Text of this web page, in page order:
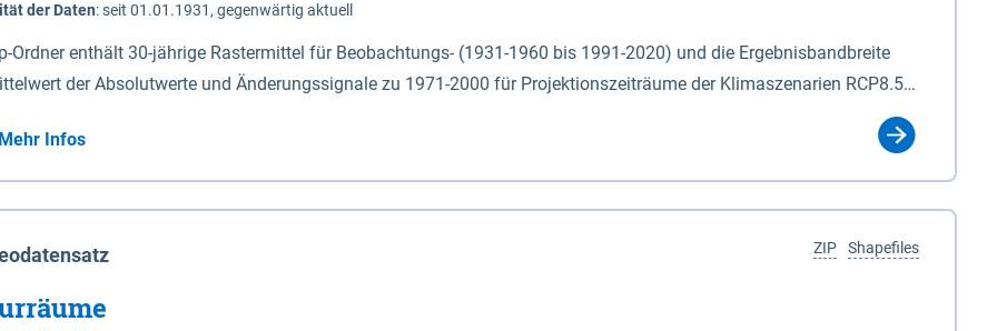
der Daten:seit 01.01.1931, gegenwärtig aktuell
Ordner enthält 30-jährige Rastermittel für Beobachtungs- (1931-1960 bis 1991-2020) und die Ergebnisbandbreite
der Absolutwerte und Änderungssignale zu 1971-2000 für Projektionszeiträume der Klimaszenarien RCP8.5
(Jun. - Aug.) - au: Herbst (Sep. - Nov.) - wi: Winter (Dez. - Feb.) - hyr:
Jahr (Nov. - Okt.) - hsu: Hydrologisches Sommerhalbjahr (Mai - Okt.) - hwi: Hydrologisches Winterhalbjahr
- vd: Vegetationsruhe (Okt. - Mär.) Neben den Rasterdaten ist eine
zu den Dateinamen und für eine Darstellung im GIS eine Klassifizierung der Rasterdaten mit Klassenname und
code gegeben.
Mehr Infos
Shapefiles
ZIP